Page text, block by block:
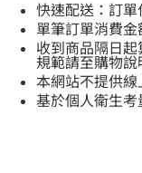
快速配送：訂
單筆訂單消費
收到商品隔日
規範請至購物說
本網站不提供線
基於個人衛生